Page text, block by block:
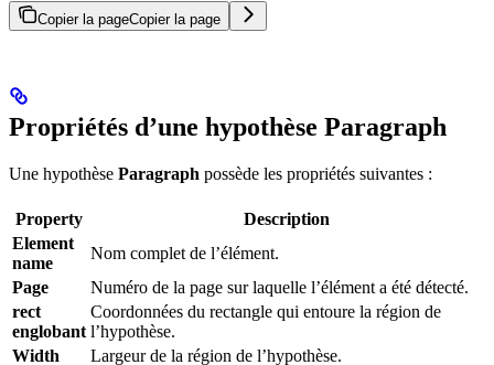
Copier la pageCopier la page
Propriétés d’une hypothèse Paragraph
Une hypothèse Paragraph possède les propriétés suivantes :
Property
Description
Element
name
Nom complet de l’élément.
Page
Numéro de la page sur laquelle l’élément a été détecté.
rect
englobant
Coordonnées du rectangle qui entoure la région de
l’hypothèse.
Width
Largeur de la région de l’hypothèse.